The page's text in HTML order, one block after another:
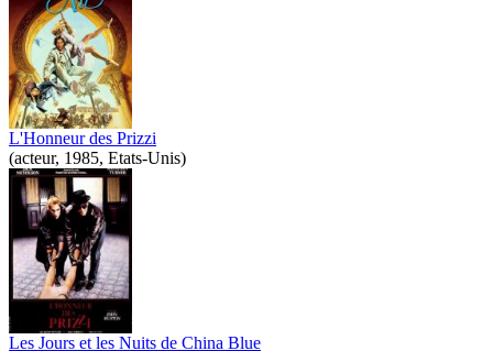
L'Honneur des Prizzi
(acteur, 1985, Etats-Unis)
Les Jours et les Nuits de China Blue